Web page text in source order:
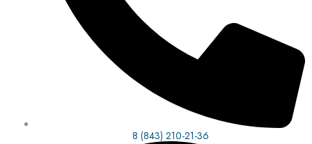
8 (843) 210-21-36